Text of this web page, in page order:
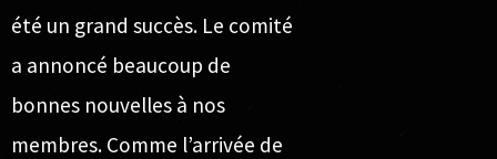
été un grand succès. Le comité
a annoncé beaucoup de
bonnes nouvelles à nos
membres. Comme l’arrivée de